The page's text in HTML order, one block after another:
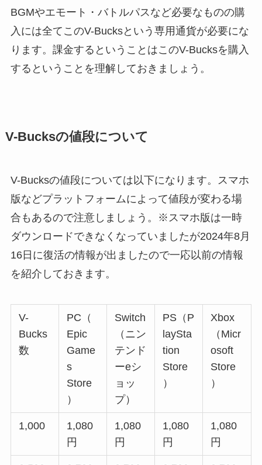
BGMやエモート・バトルパスなど必要なものの購
入には全てこのV-Bucksという専用通貨が必要にな
ります。課金するということはこのV-Bucksを購入
するということを理解しておきましょう。
V-Bucksの値段について
V-Bucksの値段については以下になります。スマホ
版などプラットフォームによって値段が変わる場
合もあるので注意しましょう。※スマホ版は一時
ダウンロードできなくなっていましたが2024年8月
16日に復活の情報が出ましたので一応以前の情報
を紹介しておきます。
V-
Bucks
数
PC（
Epic
Game
s
Store
）
Switch
（ニン
テンド
ーeシ
ョッ
プ）
PS（P
laySta
tion
Store
）
Xbox
（Micr
osoft
Store
）
1,000
1,080
円
1,080
円
1,080
円
1,080
円